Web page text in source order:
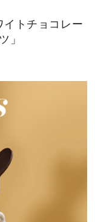
トチョコレー
」